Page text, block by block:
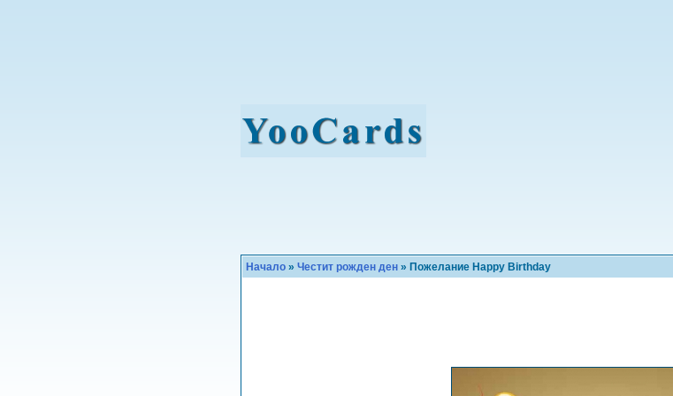
Начало » Честит рожден ден » Пожелание Happy Birthday